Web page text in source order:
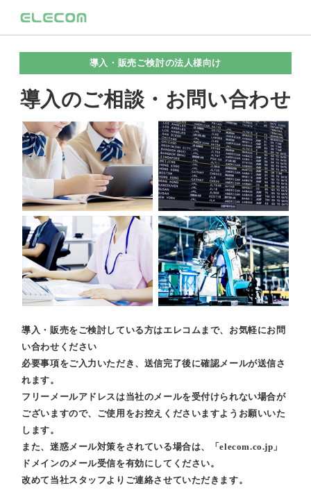
導入・販売ご検討の法人様向け
導入のご相談・お問い合わせ
導入・販売をご検討している方はエレコムまで、お気軽にお問
い合わせください
必要事項をご入力いただき、送信完了後に確認メールが送信さ
れます。
フリーメールアドレスは当社のメールを受付けられない場合が
ございますので、ご使用をお控えくださいますようお願いいた
します。
また、迷惑メール対策をされている場合は、「elecom.co.jp」
ドメインのメール受信を有効にしてください。
改めて当社スタッフよりご連絡させていただきます。